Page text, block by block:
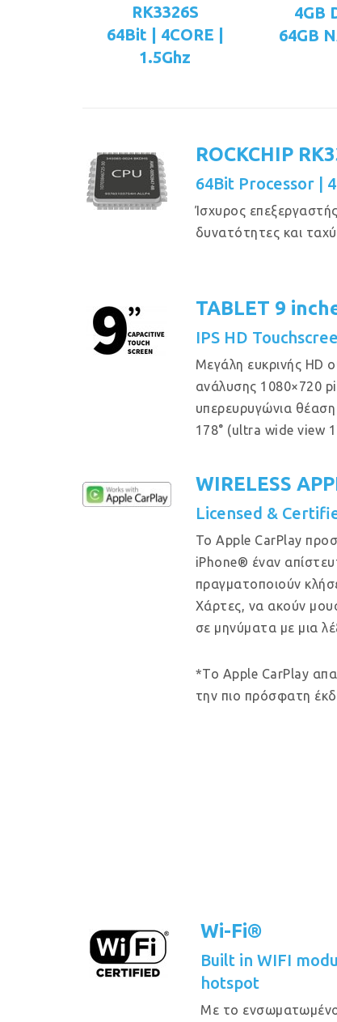
RK3326S
64Bit | 4CORE |
1.5Ghz
4GB
64GB
ROCKCHIP
64Bit Processor |
Ίσχυρος
δυνατότητες και
TABLET 9
IPS HD
Μεγάλη ευκρινής HD
ανάλυσης 1080×720
υπερευρυγώνια
178° (ultra wide view
WIRELESS
Licensed &
Το Apple CarPlay
iPhone® έναν
πραγματοποιούν
Χάρτες, να ακούν
σε μηνύματα με μια
*Το Apple CarPlay
την πιο πρόσφατη
Wi-Fi®
Built in WIFI
hotspot
Με το